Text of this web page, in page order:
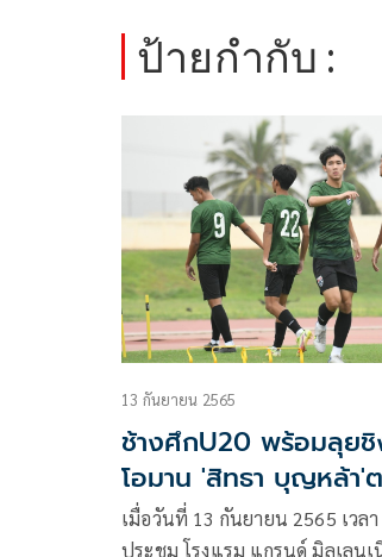
ป้ายกำกับ :
13 กันยายน 2565
ช้างศึกU20 พร้อมลุยชิ
โอมาน 'สิทธา บุญหล้า'
เมื่อวันที่ 13 กันยายน 2565 เวล
ประชุม โรงแรม แกรนด์ มิลเลนเ